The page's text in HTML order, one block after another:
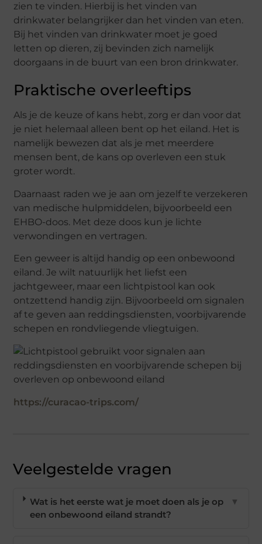
zien te vinden. Hierbij is het vinden van
drinkwater belangrijker dan het vinden van eten.
Bij het vinden van drinkwater moet je goed
letten op dieren, zij bevinden zich namelijk
doorgaans in de buurt van een bron drinkwater.
Praktische overleeftips
Als je de keuze of kans hebt, zorg er dan voor dat
je niet helemaal alleen bent op het eiland. Het is
namelijk bewezen dat als je met meerdere
mensen bent, de kans op overleven een stuk
groter wordt.
Daarnaast raden we je aan om jezelf te verzekeren
van medische hulpmiddelen, bijvoorbeeld een
EHBO-doos. Met deze doos kun je lichte
verwondingen en vertragen.
Een geweer is altijd handig op een onbewoond
eiland. Je wilt natuurlijk het liefst een
jachtgeweer, maar een lichtpistool kan ook
ontzettend handig zijn. Bijvoorbeeld om signalen
af te geven aan reddingsdiensten, voorbijvarende
schepen en rondvliegende vliegtuigen.
https://curacao-trips.com/
Veelgestelde vragen
Wat is het eerste wat je moet doen als je op
een onbewoond eiland strandt?
▼